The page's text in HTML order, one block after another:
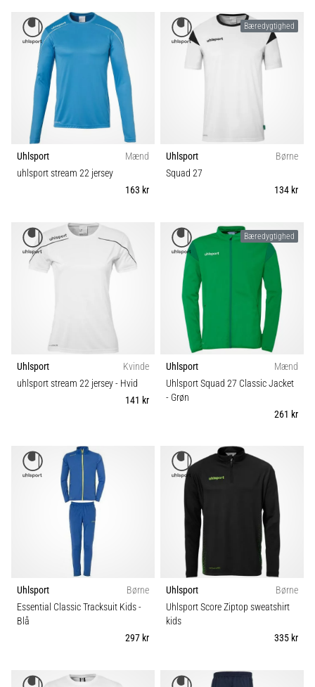
Uhlsport
Mænd
uhlsport stream 22 jersey
163 kr
Bæredygtighed
Uhlsport
Børne
Squad 27
134 kr
Uhlsport
Kvinde
uhlsport stream 22 jersey- Hvid
141 kr
Bæredygtighed
Uhlsport
Mænd
Uhlsport Squad 27 Classic Jacket
- Grøn
261 kr
Uhlsport
Børne
Essential Classic Tracksuit Kids-
Blå
297 kr
Uhlsport
Børne
Uhlsport Score Ziptop sweatshirt
kids
335 kr